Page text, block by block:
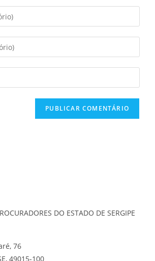
DO ESTADO DE SERGIPE
76
49015-100